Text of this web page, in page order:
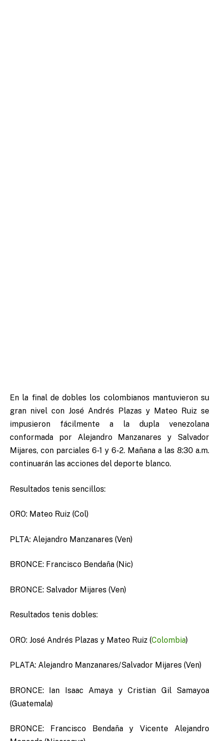
En la final de dobles los colombianos mantuvieron su
gran nivel con José Andrés Plazas y Mateo Ruiz se
impusieron fácilmente a la dupla venezolana
conformada por Alejandro Manzanares y Salvador
Mijares, con parciales 6-1 y 6-2. Mañana a las 8:30 a.m.
continuarán las acciones del deporte blanco.
Resultados tenis sencillos:
ORO: Mateo Ruiz (Col)
PLTA: Alejandro Manzanares (Ven)
BRONCE: Francisco Bendaña (Nic)
BRONCE: Salvador Mijares (Ven)
Resultados tenis dobles:
ORO: José Andrés Plazas y Mateo Ruiz (Colombia)
PLATA: Alejandro Manzanares/Salvador Mijares (Ven)
BRONCE: Ian Isaac Amaya y Cristian Gil Samayoa
(Guatemala)
BRONCE: Francisco Bendaña y Vicente Alejandro